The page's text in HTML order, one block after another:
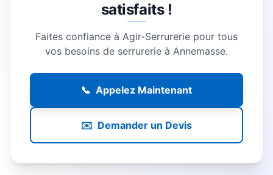
satisfaits !
Faites confiance à Agir-Serrurerie pour tous
vos besoins de serrurerie à Annemasse.
📞 Appelez Maintenant
✉️ Demander un Devis